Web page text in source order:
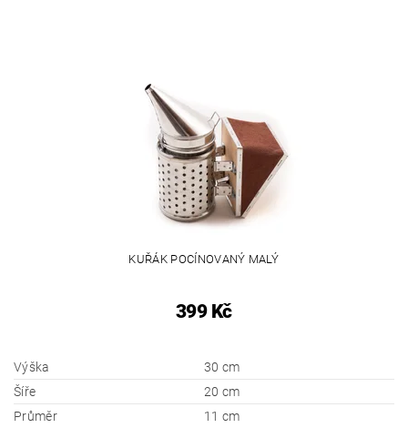
KUŘÁK POCÍNOVANÝ MALÝ
399 Kč
Výška
30 cm
Šíře
20 cm
Průměr
11 cm